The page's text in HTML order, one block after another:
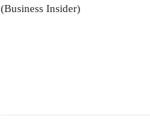
(Business Insider)